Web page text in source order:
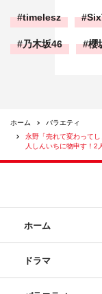
timelesz
乃木坂46 櫻
ホーム
バラエティ
永野「売れて変わって
人しんいちに物申す！2
ホーム
ドラマ